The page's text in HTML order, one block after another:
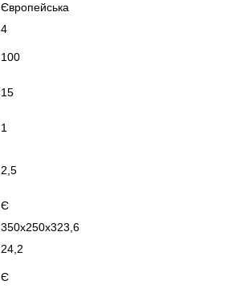
Європейська
4
100
15
1
2,5
Є
350х250х323,6
24,2
Є